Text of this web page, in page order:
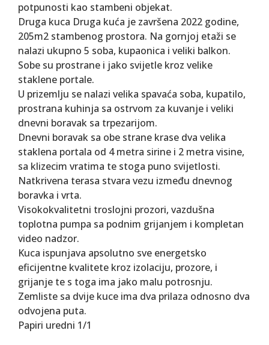
potpunosti kao stambeni objekat.
Druga kuca Druga kuća je završena 2022 godine,
205m2 stambenog prostora. Na gornjoj etaži se
nalazi ukupno 5 soba, kupaonica i veliki balkon.
Sobe su prostrane i jako svijetle kroz velike
staklene portale.
U prizemlju se nalazi velika spavaća soba, kupatilo,
prostrana kuhinja sa ostrvom za kuvanje i veliki
dnevni boravak sa trpezarijom.
Dnevni boravak sa obe strane krase dva velika
staklena portala od 4 metra sirine i 2 metra visine,
sa klizecim vratima te stoga puno svijetlosti.
Natkrivena terasa stvara vezu između dnevnog
boravka i vrta.
Visokokvalitetni troslojni prozori, vazdušna
toplotna pumpa sa podnim grijanjem i kompletan
video nadzor.
Kuca ispunjava apsolutno sve energetsko
eficijentne kvalitete kroz izolaciju, prozore, i
grijanje te s toga ima jako malu potrosnju.
Zemliste sa dvije kuce ima dva prilaza odnosno dva
odvojena puta.
Papiri uredni 1/1